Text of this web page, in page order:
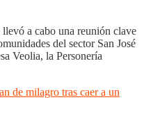
a cabo una reunión clave
del sector San José
Veolia, la Personería